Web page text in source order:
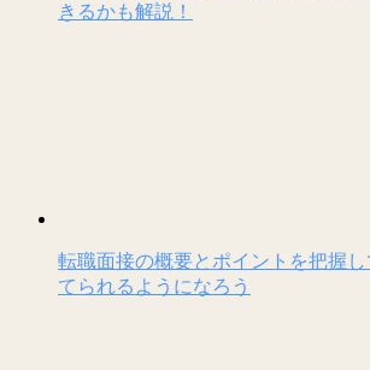
きるかも解説！
転職面接の概要とポイントを把握
てられるようになろう